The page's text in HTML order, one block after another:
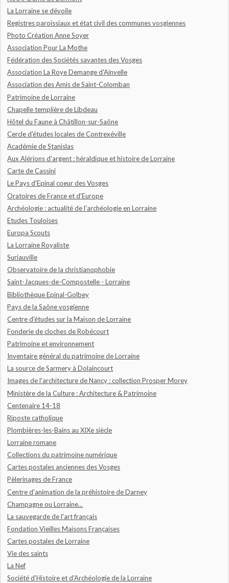
La Lorraine se dévoile
Registres paroissiaux et état civil des communes vosgiennes
Photo Création Anne Soyer
Association Pour La Mothe
Fédération des Sociétés savantes des Vosges
Association La Roye Demange d'Ainvelle
Association des Amis de Saint-Colomban
Patrimoine de Lorraine
Chapelle templière de Libdeau
Hôtel du Faune à Châtillon-sur-Saône
Cercle d'études locales de Contrexéville
Académie de Stanislas
Aux Alérions d'argent : héraldique et histoire de Lorraine
Carte de Cassini
Le Pays d'Epinal coeur des Vosges
Oratoires de France et d'Europe
Archéologie : actualité de l'archéologie en Lorraine
Etudes Touloises
Europa Scouts
La Lorraine Royaliste
Suriauville
Observatoire de la christianophobie
Saint-Jacques-de-Compostelle - Lorraine
Bibliothèque Epinal-Golbey
Pays de la Saône vosgienne
Centre d'études sur la Maison de Lorraine
Fonderie de cloches de Robécourt
Patrimoine et environnement
Inventaire général du patrimoine de Lorraine
La source de Sarmery à Dolaincourt
Images de l'architecture de Nancy : collection Prosper Morey
Ministère de la Culture : Architecture & Patrimoine
Centenaire 14-18
Riposte catholique
Plombières-les-Bains au XIXe siècle
Lorraine romane
Collections du patrimoine numérique
Cartes postales anciennes des Vosges
Pèlerinages de France
Centre d'animation de la préhistoire de Darney
Champagne ou Lorraine...
La sauvegarde de l'art français
Fondation Vieilles Maisons Françaises
Cartes postales de Lorraine
Vie des saints
La Nef
Société d'Histoire et d'Archéologie de la Lorraine